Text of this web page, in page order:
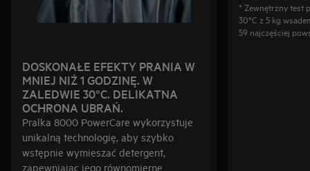
DOSKONAŁE EFEKTY PRANIA W
MNIEJ NIŻ 1 GODZINĘ. W
ZALEDWIE 30°C. DELIKATNA
OCHRONA UBRAŃ.
Pralka 8000 PowerCare wykorzystuje
unikalną technologię, aby szybko
wstępnie wymieszać detergent,
zapewniając jego równomierne
* Zewnętrzny test
30°C z 5 kg
59 najczęściej